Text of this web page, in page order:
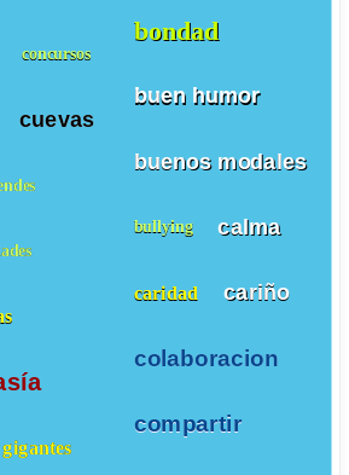
bondad
buen humor
buenos modales
bullying calma
caridad cariño
colaboracion
compartir
concursos
cuevas
gigantes